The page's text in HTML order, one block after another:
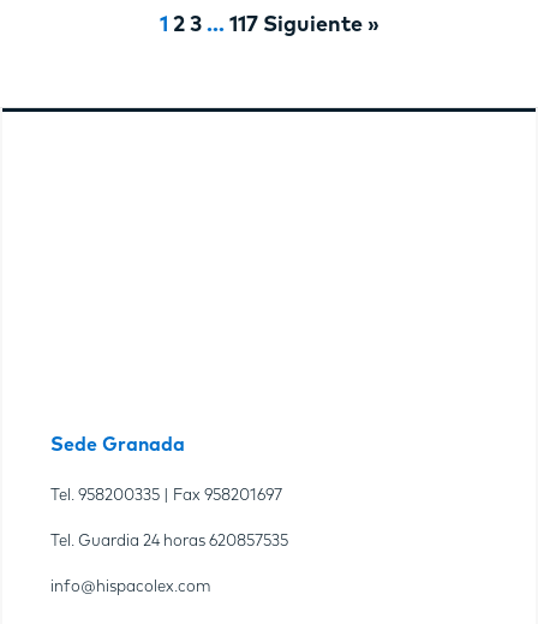
1 2 3 … 117 Siguiente »
Sede Granada
Tel. 958200335 | Fax 958201697
Tel. Guardia 24 horas 620857535
info@hispacolex.com